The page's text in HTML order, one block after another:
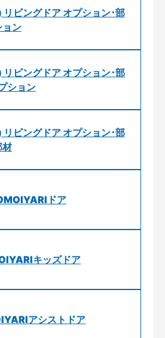
ビングドア オプション･部
ョン
ビングドア オプション･部
ション
ビングドア オプション･部
材
ドア
キッズドア
アシストドア